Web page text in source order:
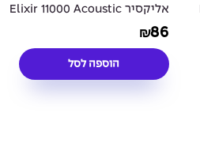
אליקסיר Elixir 11000 Acoustic
80/20 Bronze POLYWEB®
₪86
הוספה לסל